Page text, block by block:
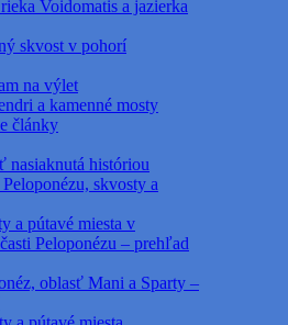
Voidomatis a jazierka
skvost v pohorí
na výlet
a kamenné mosty
články
nasiaknutá históriou
skvosty a
a pútavé miesta v
Peloponézu – prehľad
oblasť Mani a Sparty –